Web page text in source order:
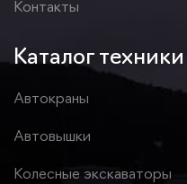
Контакты
Каталог техники
Автокраны
Автовышки
Колесные экскаваторы